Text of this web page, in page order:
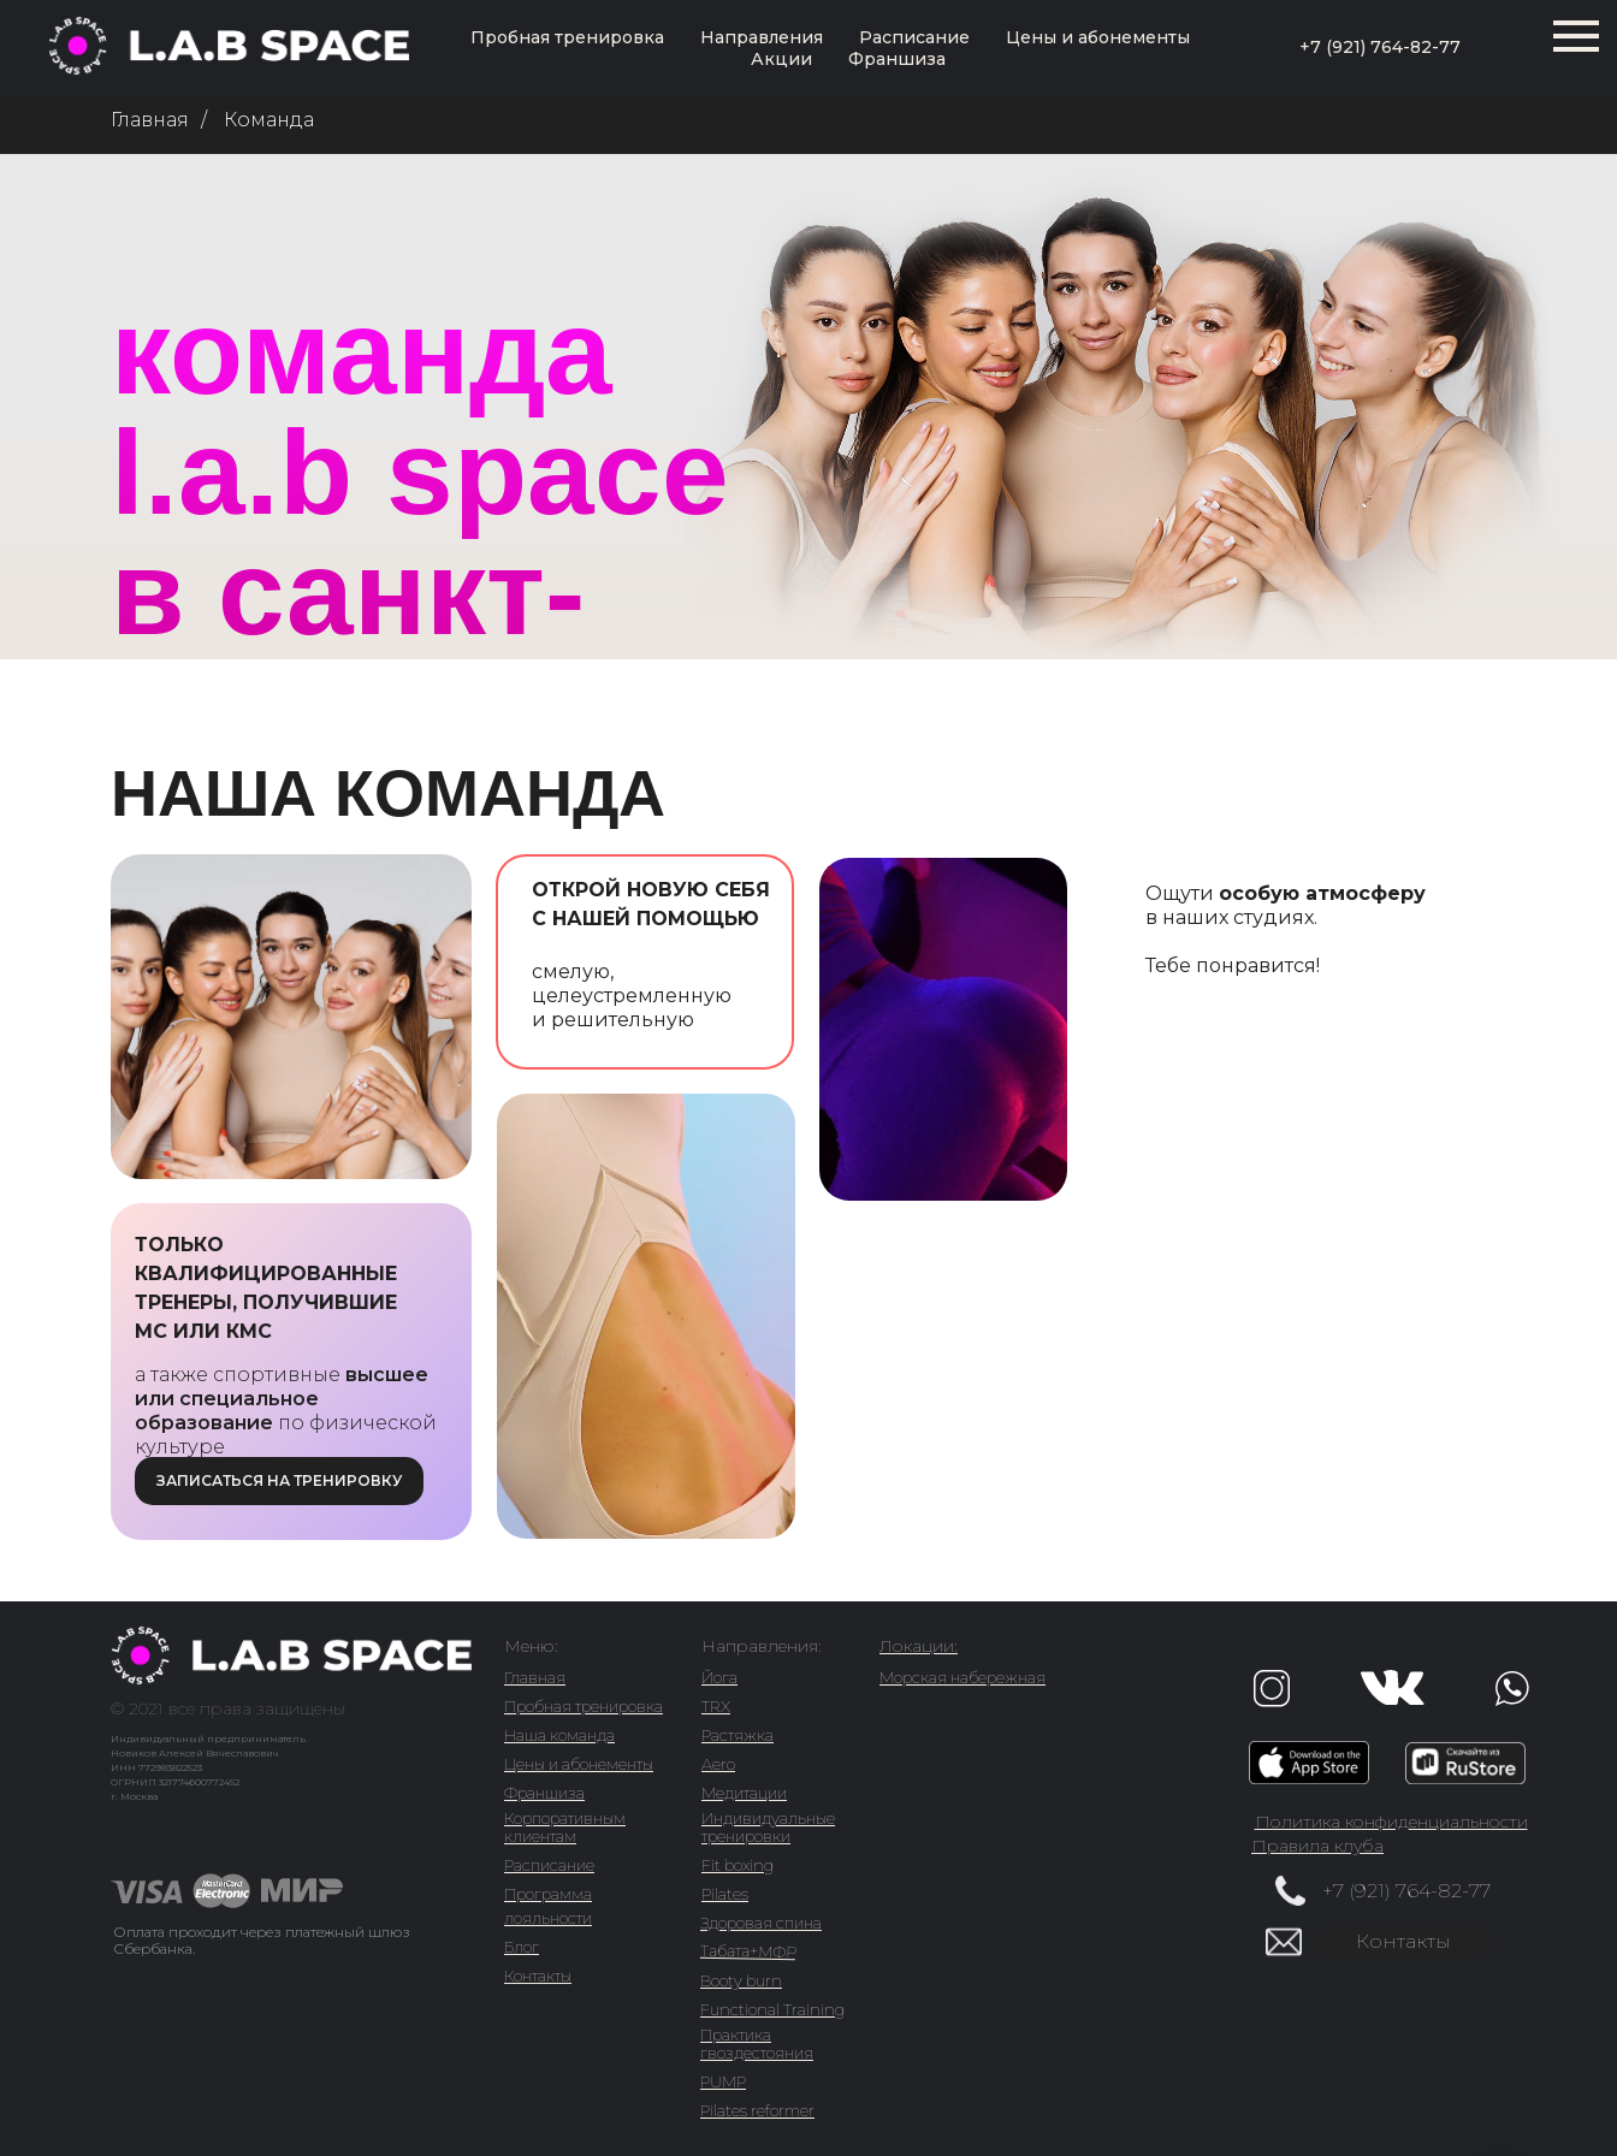
Пробная тренировка Направления Расписание
Цены и абонементы
Акции
Франшиза
+7 (921) 764-82-77
Главная / Команда
команда
l.a.b space
в санкт-
смелую,
целеустремленную
и решительную
Ощути особую атмосферу
в наших студиях.
Тебе понравится!
ОТКРОЙ НОВУЮ СЕБЯ
С НАШЕЙ ПОМОЩЬЮ
а также спортивные высшее
или специальное
образование по физической
культуре
ЗАПИСАТЬСЯ НА ТРЕНИРОВКУ
ТОЛЬКО
КВАЛИФИЦИРОВАННЫЕ
ТРЕНЕРЫ, ПОЛУЧИВШИЕ
МС ИЛИ КМС
НАША КОМАНДА
Политика конфиденциальности
Контакты
© 2021 все права защищены
+7 (921) 764-82-77
Индивидуальный предприниматель
Новиков Алексей Вячеславович
ИНН 772983822523
ОГРНИП 321774600772452
г. Москва
Оплата проходит через платежный шлюз
Сбербанка.
Правила клуба
Направления:
Главная
Локации:
Йога
Пробная тренировка
TRX
Расписание
Растяжка
Наша команда
Aero
Цены и абонементы
Медитации
Корпоративным
клиентам
Индивидуальные
тренировки
Франшиза
Программа
лояльности
Блог
Fit boxing
Pilates
Здоровая спина
Табата+МФР
Booty burn
Pilates reformer
Functional Training
Практика
гвоздестояния
PUMP
Контакты
Меню:
Морская набережная